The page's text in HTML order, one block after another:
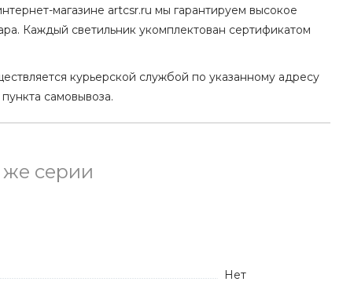
магазине artcsr.ru мы гарантируем высокое
Каждый светильник укомплектован сертификатом
курьерской службой по указанному адресу
самовывоза.
серии
Нет